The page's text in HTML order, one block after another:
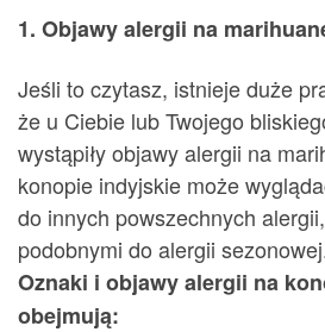
1. Objawy alergii na
Jeśli to czytasz, istnieje duże
że u Ciebie lub Twojego
wystąpiły objawy alergii na
konopie indyjskie może
do innych powszechnych
podobnymi do alergii
Oznaki i objawy alergii na
obejmują: